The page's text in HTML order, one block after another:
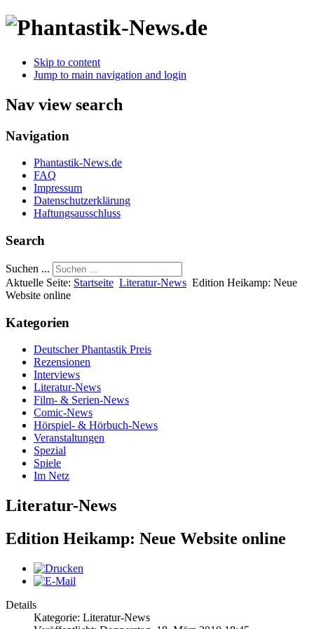
Skip to content
Jump to main navigation and login
Nav view search
Navigation
Phantastik-News.de
FAQ
Impressum
Datenschutzerklärung
Haftungsausschluss
Search
Suchen ...
Aktuelle Seite: Startseite Literatur-News Edition Heikamp: Neue
Website online
Kategorien
Deutscher Phantastik Preis
Rezensionen
Interviews
Literatur-News
Film- & Serien-News
Comic-News
Hörspiel- & Hörbuch-News
Veranstaltungen
Spezial
Spiele
Im Netz
Literatur-News
Edition Heikamp: Neue Website online
Details
Kategorie: Literatur-News